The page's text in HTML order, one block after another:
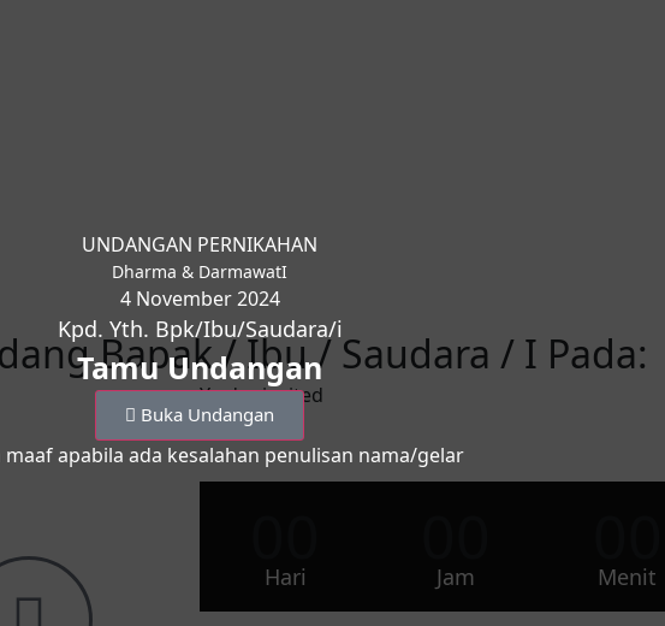
Bapak / Ibu / Saudara / I Pada:
You're invited
Hari Jam Menit
UNDANGAN PERNIKAHAN
Dharma & DarmawatI
4 November 2024
Kpd. Yth. Bpk/Ibu/Saudara/i
Tamu Undangan
Buka Undangan
apabila ada kesalahan penulisan nama/gelar